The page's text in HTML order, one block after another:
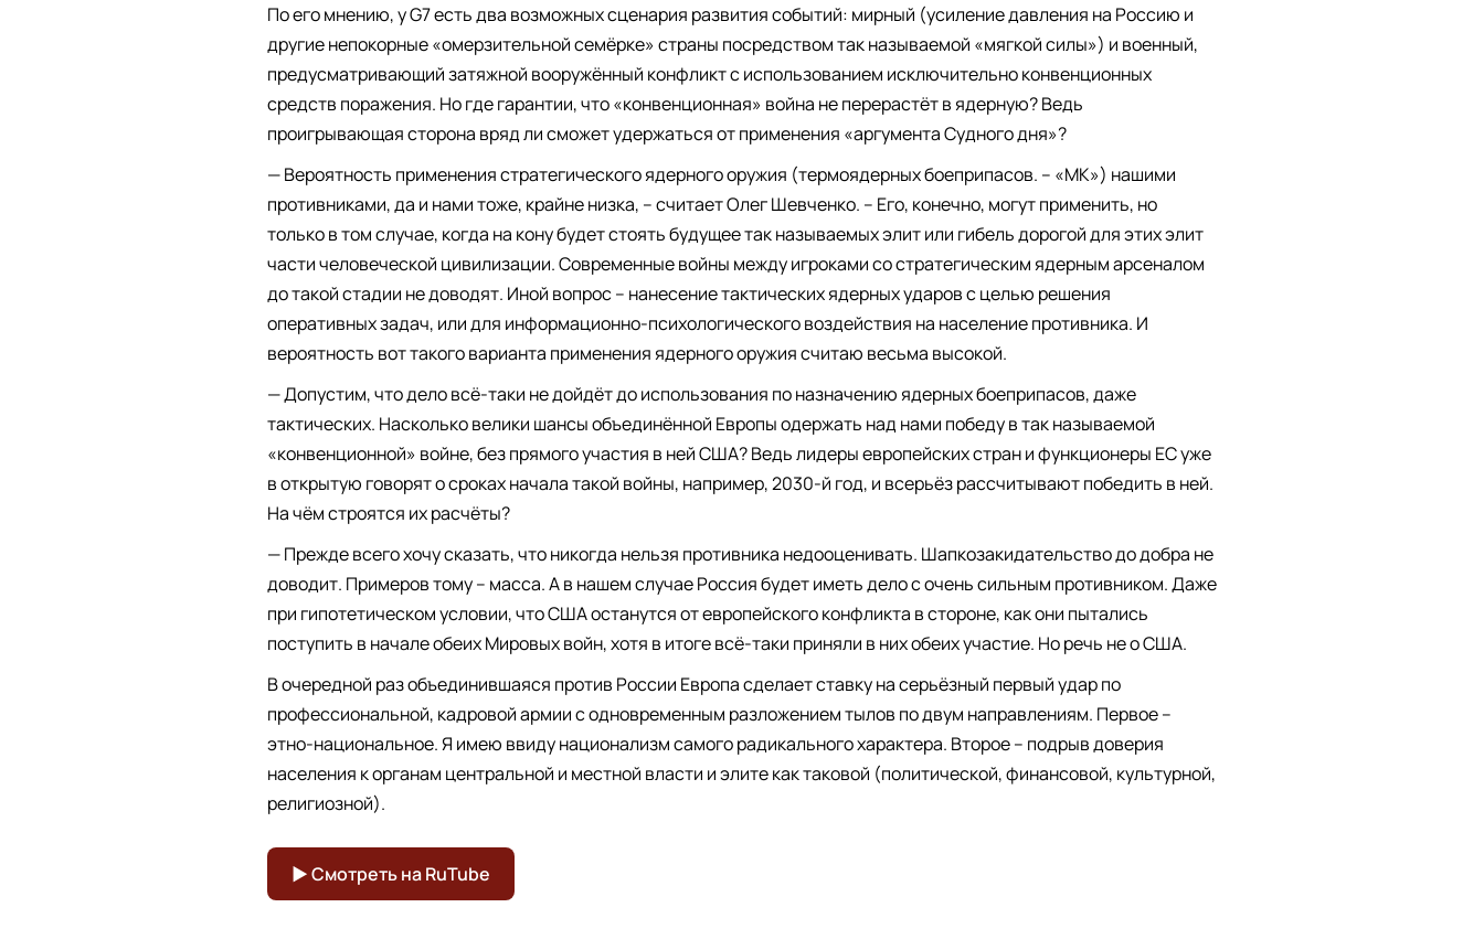
По его мнению, у G7 есть два возможных сценария развития событий: мирный (усиление давления на Россию и
другие непокорные «омерзительной семёрке» страны посредством так называемой «мягкой силы») и военный,
предусматривающий затяжной вооружённый конфликт с использованием исключительно конвенционных
средств поражения. Но где гарантии, что «конвенционная» война не перерастёт в ядерную? Ведь
проигрывающая сторона вряд ли сможет удержаться от применения «аргумента Судного дня»?
— Вероятность применения стратегического ядерного оружия (термоядерных боеприпасов. – «МК») нашими
противниками, да и нами тоже, крайне низка, – считает Олег Шевченко. – Его, конечно, могут применить, но
только в том случае, когда на кону будет стоять будущее так называемых элит или гибель дорогой для этих элит
части человеческой цивилизации. Современные войны между игроками со стратегическим ядерным арсеналом
до такой стадии не доводят. Иной вопрос – нанесение тактических ядерных ударов с целью решения
оперативных задач, или для информационно-психологического воздействия на население противника. И
вероятность вот такого варианта применения ядерного оружия считаю весьма высокой.
— Допустим, что дело всё-таки не дойдёт до использования по назначению ядерных боеприпасов, даже
тактических. Насколько велики шансы объединённой Европы одержать над нами победу в так называемой
«конвенционной» войне, без прямого участия в ней США? Ведь лидеры европейских стран и функционеры ЕС уже
в открытую говорят о сроках начала такой войны, например, 2030-й год, и всерьёз рассчитывают победить в ней.
На чём строятся их расчёты?
— Прежде всего хочу сказать, что никогда нельзя противника недооценивать. Шапкозакидательство до добра не
доводит. Примеров тому – масса. А в нашем случае Россия будет иметь дело с очень сильным противником. Даже
при гипотетическом условии, что США останутся от европейского конфликта в стороне, как они пытались
поступить в начале обеих Мировых войн, хотя в итоге всё-таки приняли в них обеих участие. Но речь не о США.
В очередной раз объединившаяся против России Европа сделает ставку на серьёзный первый удар по
профессиональной, кадровой армии с одновременным разложением тылов по двум направлениям. Первое –
этно-национальное. Я имею ввиду национализм самого радикального характера. Второе – подрыв доверия
населения к органам центральной и местной власти и элите как таковой (политической, финансовой, культурной,
религиозной).
▶ Смотреть на RuTube